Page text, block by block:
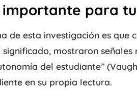
importante para
de esta investigación es que
mostraron señales
del estudiante”
en su propia lectura.